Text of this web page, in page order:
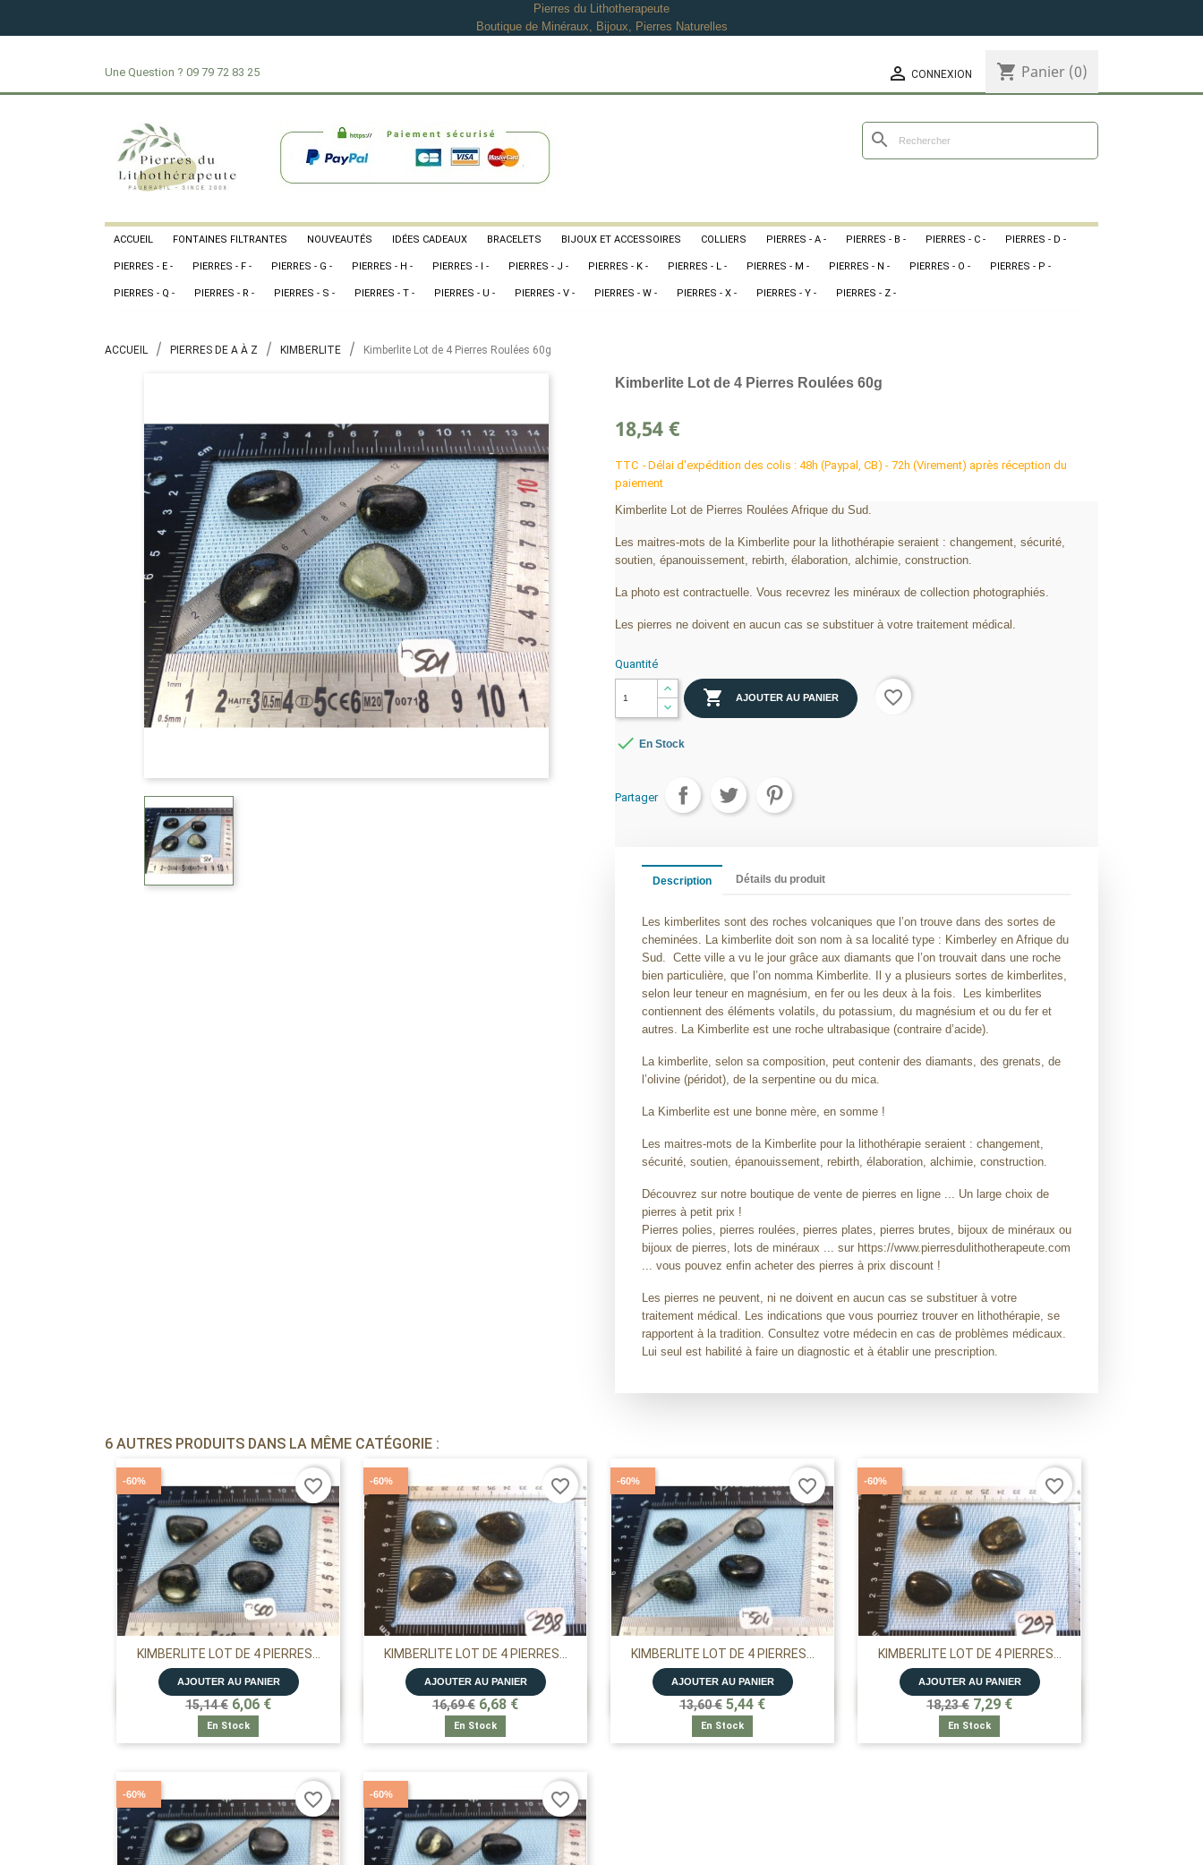
Pierres du Lithotherapeute
Boutique de Minéraux, Bijoux, Pierres Naturelles
Une Question ? 09 79 72 83 25  CONNEXION shopping_cart Panier (0)
search
ACCUEIL FONTAINES FILTRANTES NOUVEAUTÉS IDÉES CADEAUX BRACELETS BIJOUX ET ACCESSOIRES COLLIERS PIERRES - A - PIERRES - B - PIERRES - C - PIERRES - D -
PIERRES - E - PIERRES - F - PIERRES - G - PIERRES - H - PIERRES - I - PIERRES - J - PIERRES - K - PIERRES - L - PIERRES - M - PIERRES - N - PIERRES - O - PIERRES - P -
PIERRES - Q - PIERRES - R - PIERRES - S - PIERRES - T - PIERRES - U - PIERRES - V - PIERRES - W - PIERRES - X - PIERRES - Y - PIERRES - Z -
ACCUEIL PIERRES DE A À Z KIMBERLITE Kimberlite Lot de 4 Pierres Roulées 60g
Kimberlite Lot de 4 Pierres Roulées 60g
18,54 €
TTC
Délai d'expédition des colis : 48h (Paypal, CB) - 72h (Virement) après réception du
paiement
Kimberlite Lot de Pierres Roulées Afrique du Sud.
Les maitres-mots de la Kimberlite pour la lithothérapie seraient : changement, sécurité,
soutien, épanouissement, rebirth, élaboration, alchimie, construction.
La photo est contractuelle. Vous recevrez les minéraux de collection photographiés.
Les pierres ne doivent en aucun cas se substituer à votre traitement médical.
Quantité
 AJOUTER AU PANIER favorite_border
 En Stock
Partager
Description Détails du produit
Les kimberlites sont des roches volcaniques que l’on trouve dans des sortes de
cheminées. La kimberlite doit son nom à sa localité type : Kimberley en Afrique du
Sud.
Cette ville a vu le jour grâce aux diamants que l’on trouvait dans une roche
bien particulière, que l’on nomma Kimberlite. Il y a plusieurs sortes de kimberlites,
selon leur teneur en magnésium, en fer ou les deux à la fois.
Les kimberlites
contiennent des éléments volatils, du potassium, du magnésium et ou du fer et
autres. La Kimberlite est une roche ultrabasique (contraire d’acide).
La kimberlite, selon sa composition, peut contenir des diamants, des grenats, de
l’olivine (péridot), de la serpentine ou du mica.
La Kimberlite est une bonne mère, en somme !
Les maitres-mots de la Kimberlite pour la lithothérapie seraient : changement,
sécurité, soutien, épanouissement, rebirth, élaboration, alchimie, construction.
Découvrez sur notre boutique de vente de pierres en ligne ... Un large choix de
pierres à petit prix !
Pierres polies, pierres roulées, pierres plates, pierres brutes, bijoux de minéraux ou
bijoux de pierres, lots de minéraux ... sur https://www.pierresdulithotherapeute.com
... vous pouvez enfin acheter des pierres à prix discount !
Les pierres ne peuvent, ni ne doivent en aucun cas se substituer à votre
traitement médical. Les indications que vous pourriez trouver en lithothérapie, se
rapportent à la tradition. Consultez votre médecin en cas de problèmes médicaux.
Lui seul est habilité à faire un diagnostic et à établir une prescription.
6 AUTRES PRODUITS DANS LA MÊME CATÉGORIE :
KIMBERLITE LOT DE 4 PIERRES...
AJOUTER AU PANIER
15,14 € 6,06 €
En Stock
-60%
APERÇU RAPIDE
favorite_border
KIMBERLITE LOT DE 4 PIERRES...
AJOUTER AU PANIER
16,69 € 6,68 €
En Stock
-60%
APERÇU RAPIDE
favorite_border
KIMBERLITE LOT DE 4 PIERRES...
AJOUTER AU PANIER
13,60 € 5,44 €
En Stock
-60%
APERÇU RAPIDE
favorite_border
KIMBERLITE LOT DE 4 PIERRES...
AJOUTER AU PANIER
18,23 € 7,29 €
En Stock
-60%
APERÇU RAPIDE
favorite_border
-60% favorite_border -60% favorite_border